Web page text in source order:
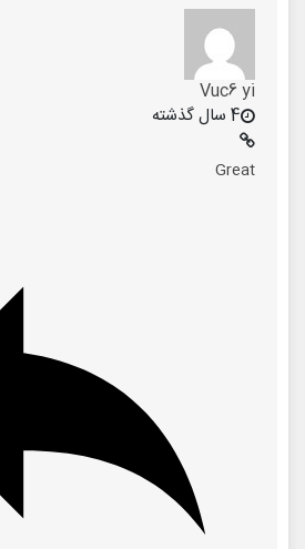
Vuc6 yi
4 سال گذشته
Great